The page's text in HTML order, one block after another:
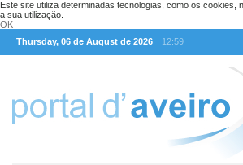
Este site utiliza determinadas tecnologias, como os
a sua utilização.
OK
Thursday, 06 de August de 2026
12:59